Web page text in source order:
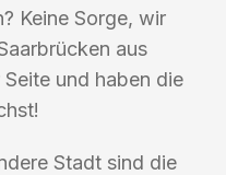
Keine Sorge, wir
aus
und haben die
Stadt sind die